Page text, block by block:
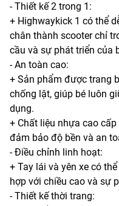
- Thiết kế 2 trong 1:
+ Highwaykick 1 có thể
chân thành scooter chỉ
cầu và sự phát triển của
- An toàn cao:
+ Sản phẩm được trang
chống lật, giúp bé luôn
dụng.
+ Chất liệu nhựa cao
đảm bảo độ bền và an
- Điều chỉnh linh hoạt:
+ Tay lái và yên xe có
hợp với chiều cao và sự
- Thiết kế thời trang: